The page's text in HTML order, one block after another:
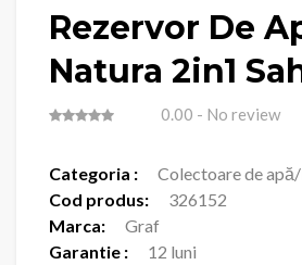
Rezervor De
Natura 2in1
0.00 - No review
Categoria :
Colectoare de
Cod produs:
326152
Marca:
Graf
Garantie :
12 luni